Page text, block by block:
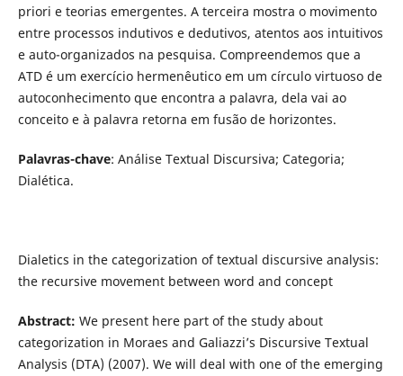
priori e teorias emergentes. A terceira mostra o movimento
entre processos indutivos e dedutivos, atentos aos intuitivos
e auto-organizados na pesquisa. Compreendemos que a
ATD é um exercício hermenêutico em um círculo virtuoso de
autoconhecimento que encontra a palavra, dela vai ao
conceito e à palavra retorna em fusão de horizontes.
Palavras-chave: Análise Textual Discursiva; Categoria;
Dialética.
Dialetics in the categorization of textual discursive analysis:
the recursive movement between word and concept
Abstract: We present here part of the study about
categorization in Moraes and Galiazzi’s Discursive Textual
Analysis (DTA) (2007). We will deal with one of the emerging